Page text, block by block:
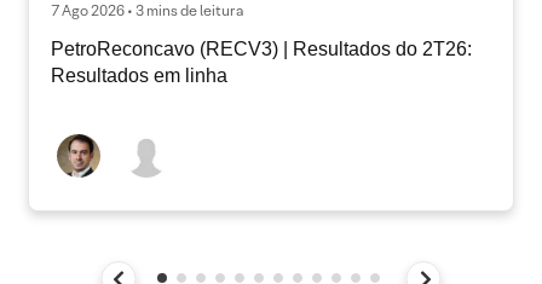
7 Ago 2026 • 3 mins de leitura
PetroReconcavo (RECV3) | Resultados do 2T26:
Resultados em linha